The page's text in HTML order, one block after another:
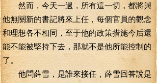
然而，今天一過，所有這一切，都將與
他無關新的書記將來上任，每個官員的觀念
和理想各不相同，至于他的政策措施今后還
能不能被堅持下去，那就不是他所能控制的
了。
他問薛雪，是誰來接任，薛雪回答說是